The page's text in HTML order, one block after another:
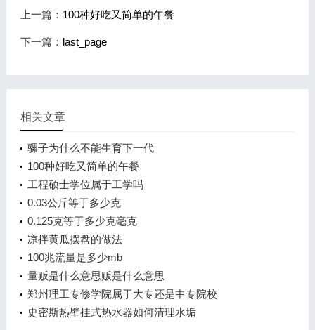
上一篇： 100种好吃又简单的午餐
下一篇： last_page
相关文章
骡子为什么不能生育下一代
100种好吃又简单的午餐
工程硕士学位属于工学吗
0.03公斤等于多少克
0.125克等于多少克毫克
凉拌黄瓜摆盘的做法
100兆流量是多少mb
量贩是什么意思贩是什么意思
郑州理工专修学院属于大专还是中专院校
史密斯热壁挂式热水器如何清理水垢